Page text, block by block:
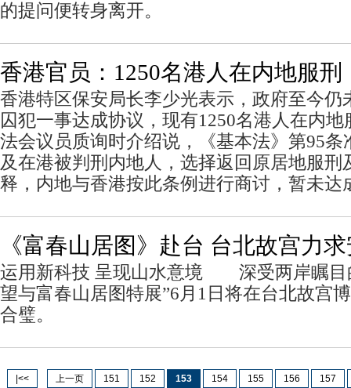
的提问便转身离开。
香港官员：1250名港人在内地服刑
香港特区保安局长李少光表示，政府至今仍
囚犯一事达成协议，现有1250名港人在内
法会议员质询时介绍说，《基本法》第95条
及在港被判刑内地人，选择返回原居地服刑
释，内地与香港按此条例进行商讨，暂未达
《富春山居图》赴台 台北故宫力
运用新科技 呈现山水意境 深受两岸瞩目
望与富春山居图特展”6月1日将在台北故宫
合璧。
|<< 上一页 151 152 153 154 155 156 157